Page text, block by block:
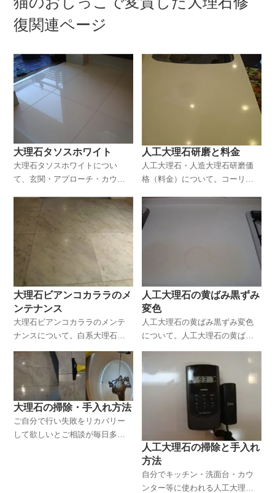
復関連ページ
大理石タソスホワイト
大理石タソスホワイトについ
て、玄関・アプローチ・カウン
ークトップ等によくつかわれて
いる大理石タソスホワイトの特
長や製品特性の説明です。
人工大理石研磨と料金
人工大理石・人造大理石研磨価
格（料金）について。コーリア
キッチンや洗面再カウンターの
黄ばみや黒ずみ、光沢を特殊研
磨でよみがえらせます。作業料
大理石ビアンコカララのメ
ンテナンス
大理石ビアンコカララのメンテ
ナンスについて。白系大理石の
代表として、室内建材に使われ
ることが多い、大理石ビアンコ
カラーラのメンテナンス大理石
タイル・キッチンの人工大理
石・人工大理石カウンター・人
工大理石の洗面のお手入れ・掃
除でお悩みの方は必見です！！
人工大理石の黄ばみ黒ずみ
変色
人工大理石の黄ばみ黒ずみ変色
について。人工大理石の黄ばみ
黒ずみ変色のお手入れをしに、
八王子の築年数１５年のマンシ
ョンで行って来ました。
大理石の掃除・手入れ方法
ご自分で行い失敗をリカバリー
して欲しいとご相談が毎日多数
人工大理石の掃除と手入れ
方法
自分でキッチン・洗面台・カウ
ンター等に使われる人工大理石